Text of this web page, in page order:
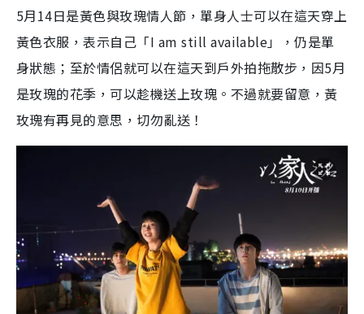
5月14日是黃色與玫瑰情人節，單身人士可以在這天穿上
黃色衣服，表示自己「I am still available」，仍是單
身狀態；至於情侶就可以在這天到戶外拍拖散步，因5月
是玫瑰的花季，可以趁機送上玫瑰。不過就要留意，黃
玫瑰有再見的意思，切勿亂送！